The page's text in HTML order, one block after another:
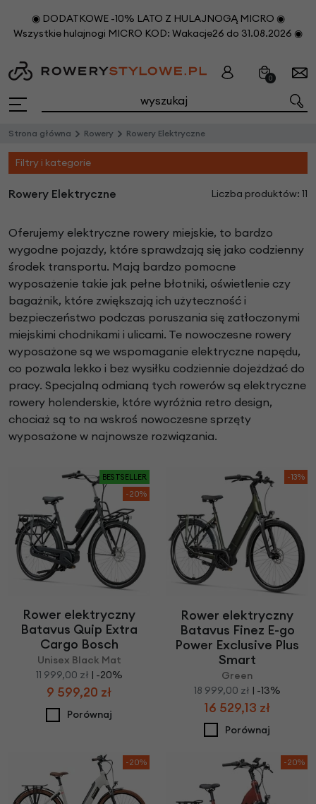
◉ DODATKOWE -10% LATO Z HULAJNOGĄ MICRO ◉
Wszystkie hulajnogi MICRO KOD: Wakacje26 do 31.08.2026 ◉
0
Strona główna Rowery Rowery Elektryczne
Filtry i kategorie
Rowery Elektryczne Liczba produktów: 11
Oferujemy elektryczne rowery miejskie, to bardzo
wygodne pojazdy, które sprawdzają się jako codzienny
środek transportu. Mają bardzo pomocne
wyposażenie takie jak pełne błotniki, oświetlenie czy
bagażnik, które zwiększają ich użyteczność i
bezpieczeństwo podczas poruszania się zatłoczonymi
miejskimi chodnikami i ulicami. Te nowoczesne rowery
wyposażone są we wspomaganie elektryczne napędu,
co pozwala lekko i bez wysiłku codziennie dojeżdżać do
pracy. Specjalną odmianą tych rowerów są elektryczne
rowery holenderskie, które wyróżnia retro design,
chociaż są to na wskroś nowoczesne sprzęty
wyposażone w najnowsze rozwiązania.
BESTSELLER
-20%
Rower elektryczny
Batavus Quip Extra
Cargo Bosch
Unisex Black Mat
11 999,00 zł | -20%
9 599,20 zł
Porównaj
-13%
Rower elektryczny
Batavus Finez E-go
Power Exclusive Plus
Smart
Green
18 999,00 zł | -13%
16 529,13 zł
Porównaj
-20% -20%